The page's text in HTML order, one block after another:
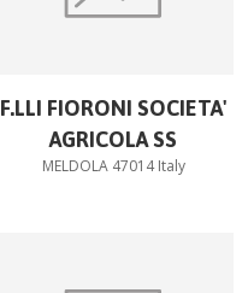
F.LLI FIORONI SOCIETA'
AGRICOLA SS
MELDOLA 47014 Italy